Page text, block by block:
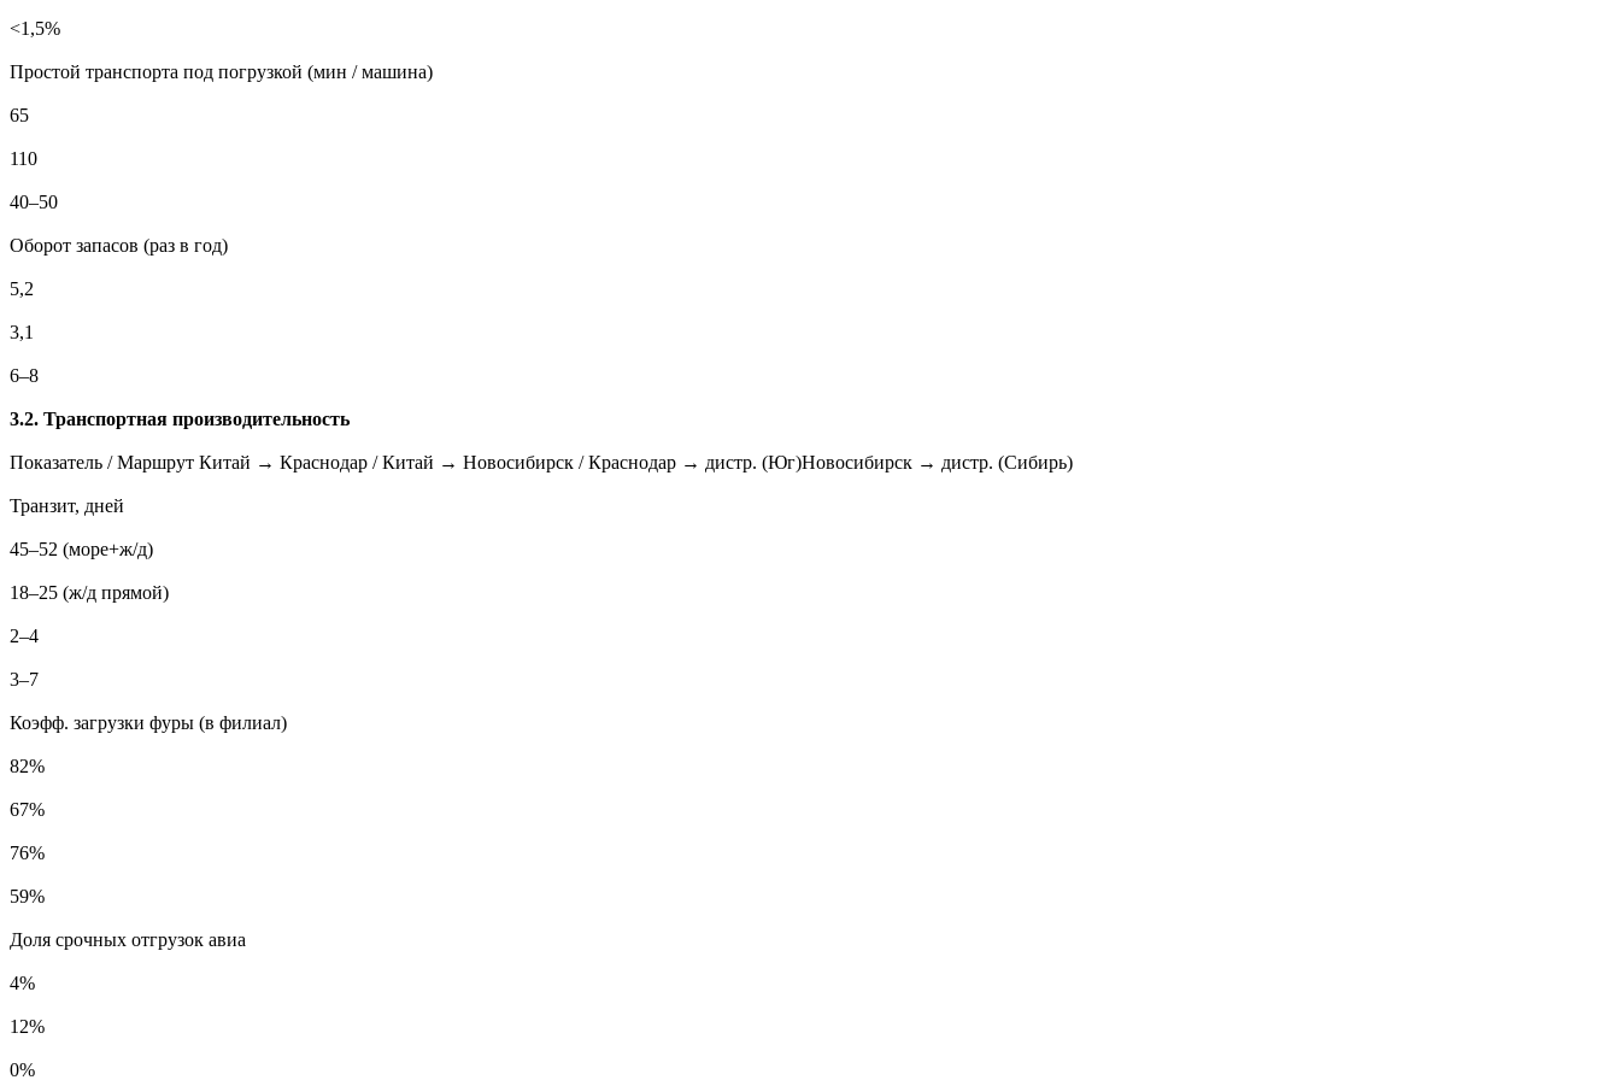
<1,5%
Простой транспорта под погрузкой (мин / машина)
65
110
40–50
Оборот запасов (раз в год)
5,2
3,1
6–8
3.2. Транспортная производительность
Показатель / Маршрут Китай → Краснодар / Китай → Новосибирск / Краснодар → дистр. (Юг)Новосибирск → дистр. (Сибирь)
Транзит, дней
45–52 (море+ж/д)
18–25 (ж/д прямой)
2–4
3–7
Коэфф. загрузки фуры (в филиал)
82%
67%
76%
59%
Доля срочных отгрузок авиа
4%
12%
0%